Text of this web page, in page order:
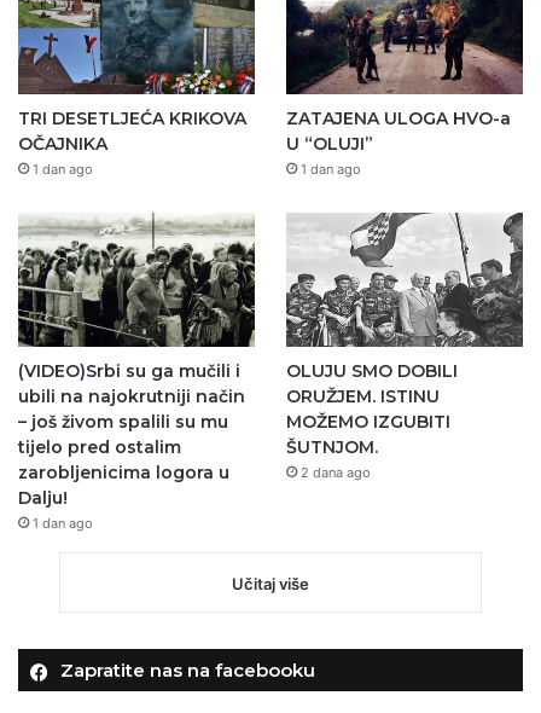
TRI DESETLJEĆA KRIKOVA
OČAJNIKA
1 dan ago
ZATAJENA ULOGA HVO-a
U “OLUJI”
1 dan ago
(VIDEO)Srbi su ga mučili i
ubili na najokrutniji način
– još živom spalili su mu
tijelo pred ostalim
zarobljenicima logora u
Dalju!
1 dan ago
OLUJU SMO DOBILI
ORUŽJEM. ISTINU
MOŽEMO IZGUBITI
ŠUTNJOM.
2 dana ago
Učitaj više
Zapratite nas na facebooku